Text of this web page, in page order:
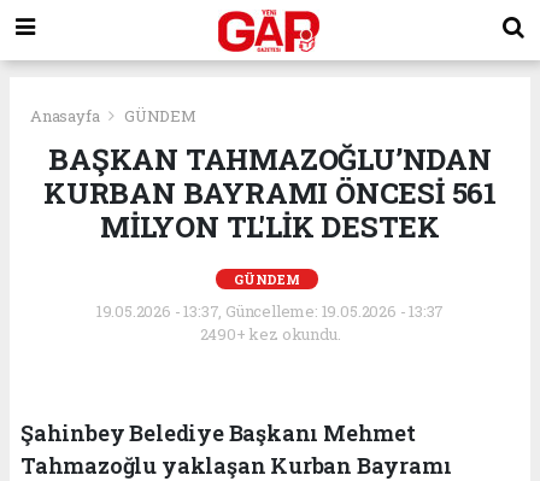
Anasayfa GÜNDEM
BAŞKAN TAHMAZOĞLU’NDAN
KURBAN BAYRAMI ÖNCESİ 561
MİLYON TL'LİK DESTEK
GÜNDEM
19.05.2026 - 13:37, Güncelleme: 19.05.2026 - 13:37
2490+ kez okundu.
Şahinbey Belediye Başkanı Mehmet
Tahmazoğlu yaklaşan Kurban Bayramı